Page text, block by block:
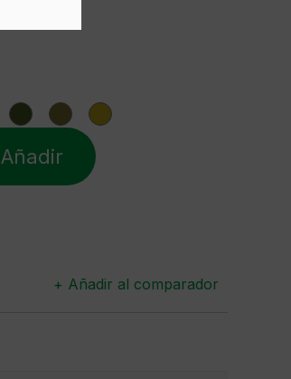
Añadir
+ Añadir al comparador